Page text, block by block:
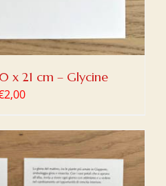
x 21 cm – Glycine
2,00